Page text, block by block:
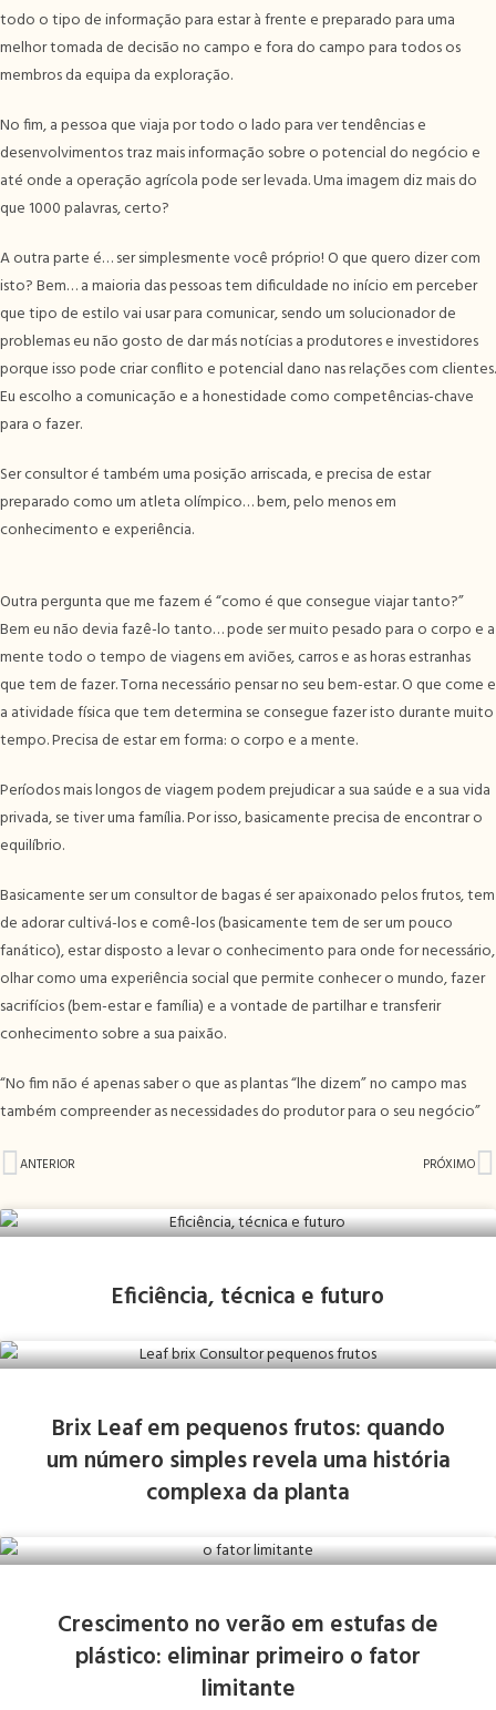
todo o tipo de informação para estar à frente e preparado para uma
melhor tomada de decisão no campo e fora do campo para todos os
membros da equipa da exploração.
No fim, a pessoa que viaja por todo o lado para ver tendências e
desenvolvimentos traz mais informação sobre o potencial do negócio e
até onde a operação agrícola pode ser levada. Uma imagem diz mais do
que 1000 palavras, certo?
A outra parte é… ser simplesmente você próprio! O que quero dizer com
isto? Bem… a maioria das pessoas tem dificuldade no início em perceber
que tipo de estilo vai usar para comunicar, sendo um solucionador de
problemas eu não gosto de dar más notícias a produtores e investidores
porque isso pode criar conflito e potencial dano nas relações com clientes.
Eu escolho a comunicação e a honestidade como competências-chave
para o fazer.
Ser consultor é também uma posição arriscada, e precisa de estar
preparado como um atleta olímpico… bem, pelo menos em
conhecimento e experiência.
Outra pergunta que me fazem é “como é que consegue viajar tanto?”
Bem eu não devia fazê-lo tanto… pode ser muito pesado para o corpo e a
mente todo o tempo de viagens em aviões, carros e as horas estranhas
que tem de fazer. Torna necessário pensar no seu bem-estar. O que come e
a atividade física que tem determina se consegue fazer isto durante muito
tempo. Precisa de estar em forma: o corpo e a mente.
Períodos mais longos de viagem podem prejudicar a sua saúde e a sua vida
privada, se tiver uma família. Por isso, basicamente precisa de encontrar o
equilíbrio.
Basicamente ser um consultor de bagas é ser apaixonado pelos frutos, tem
de adorar cultivá-los e comê-los (basicamente tem de ser um pouco
fanático), estar disposto a levar o conhecimento para onde for necessário,
olhar como uma experiência social que permite conhecer o mundo, fazer
sacrifícios (bem-estar e família) e a vontade de partilhar e transferir
conhecimento sobre a sua paixão.
“No fim não é apenas saber o que as plantas “lhe dizem” no campo mas
também compreender as necessidades do produtor para o seu negócio”
ANTERIOR PRÓXIMO
Eficiência, técnica e futuro
Brix Leaf em pequenos frutos: quando
um número simples revela uma história
complexa da planta
Crescimento no verão em estufas de
plástico: eliminar primeiro o fator
limitante